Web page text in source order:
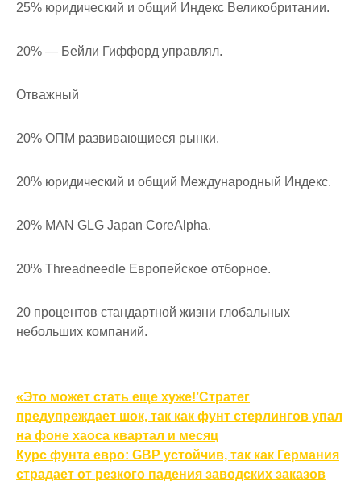
25% юридический и общий Индекс Великобритании.
20% — Бейли Гиффорд управлял.
Отважный
20% ОПМ развивающиеся рынки.
20% юридический и общий Международный Индекс.
20% MAN GLG Japan CoreAlpha.
20% Threadneedle Европейское отборное.
20 процентов стандартной жизни глобальных
небольших компаний.
Навигация
по
записям
«Это может стать еще хуже!’Стратег
предупреждает шок, так как фунт стерлингов упал
на фоне хаоса квартал и месяц
Курс фунта евро: GBP устойчив, так как Германия
страдает от резкого падения заводских заказов